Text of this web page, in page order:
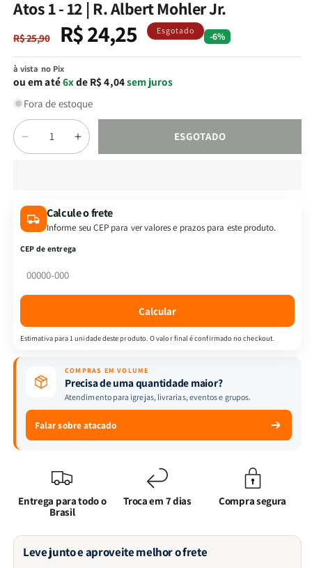
janela
Atos 1 - 12 | R. Albert Mohler Jr.
Preço
normal
R$ 25,90
Preço
promocional
R$ 24,25 Esgotado -6%
à vista no Pix
ou em até6xde R$ 4,04sem juros
Fora de estoque
Quantidade
Diminuir
a
1
-
12
R.
Aumentar
a
1
-
ESGOTADO
Calcule o frete
Informe seu CEP para ver valores e prazos para este produto.
CEP de entrega
Calcular
Estimativa para 1 unidade deste produto. O valor final é confirmado no checkout.
COMPRAS EM VOLUME
Precisa de uma quantidade maior?
Atendimento para igrejas, livrarias, eventos e grupos.
Falar sobre atacado
Entrega para todo o
Brasil
Troca em 7 dias Compra segura
Leve junto e aproveite melhor o frete